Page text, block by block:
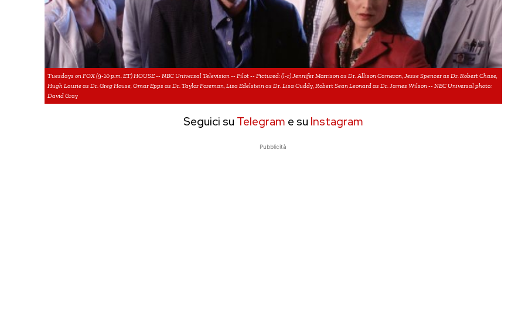
Tuesdays on FOX (9-10 p.m. ET) HOUSE -- NBC Universal Television -- Pilot -- Pictured: (l-r) Jennifer Morrison as Dr. Allison Cameron, Jesse Spencer as Dr. Robert Chase,
Hugh Laurie as Dr. Greg House, Omar Epps as Dr. Taylor Foreman, Lisa Edelstein as Dr. Lisa Cuddy, Robert Sean Leonard as Dr. James Wilson -- NBC Universal photo:
David Gray
Seguici su Telegram e su Instagram
Pubblicità